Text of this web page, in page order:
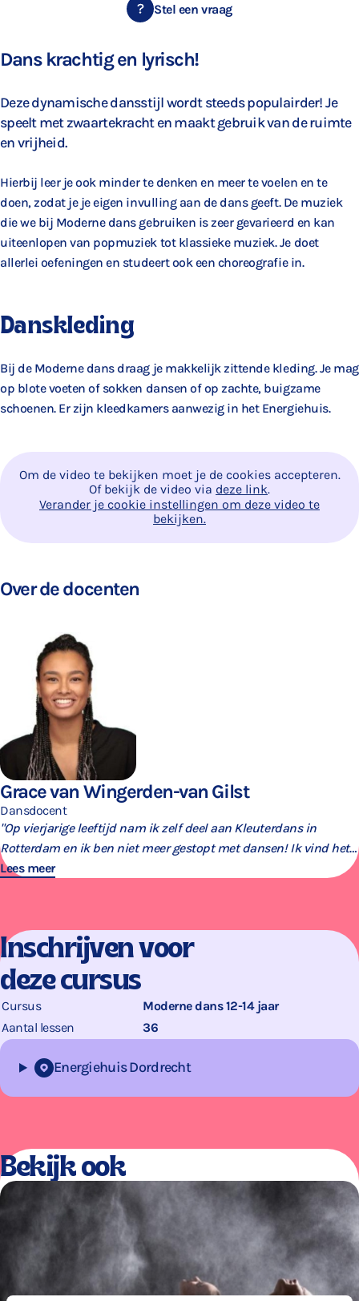
Stel een vraag
Dans krachtig en lyrisch!
Deze dynamische dansstijl wordt steeds populairder! Je
speelt met zwaartekracht en maakt gebruik van de ruimte
en vrijheid.
Hierbij leer je ook minder te denken en meer te voelen en te
doen, zodat je je eigen invulling aan de dans geeft. De muziek
die we bij Moderne dans gebruiken is zeer gevarieerd en kan
uiteenlopen van popmuziek tot klassieke muziek. Je doet
allerlei oefeningen en studeert ook een choreografie in.
Danskleding
Bij de Moderne dans draag je makkelijk zittende kleding. Je mag
op blote voeten of sokken dansen of op zachte, buigzame
schoenen. Er zijn kleedkamers aanwezig in het Energiehuis.
Om de video te bekijken moet je de cookies accepteren.
Of bekijk de video via deze link.
Verander je cookie instellingen om deze video te
bekijken.
Over de docenten
Grace van Wingerden-van Gilst
Dansdocent
"Op vierjarige leeftijd nam ik zelf deel aan Kleuterdans in
Rotterdam en ik ben niet meer gestopt met dansen! Ik vind het
belangrijk om mezelf als docent én danser uit te blijven dagen."
Lees meer
Inschrijven voor
deze cursus
Cursus
Moderne dans 12-14 jaar
Aantal lessen
36
Energiehuis Dordrecht
Bekijk ook